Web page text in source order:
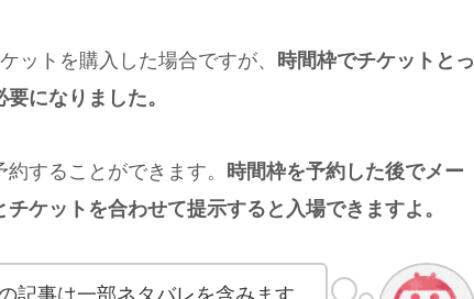
ットを購入した場合ですが、 時間枠でチケットとっ
になりました。
することができます。
時間枠を予約した後でメー
ケットを合わせて提示すると入場できますよ。